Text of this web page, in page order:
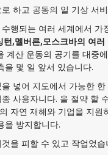
하고 공동의 일 기상 서
행되는 여러 세계에서 가
턴,멜버른,모스크바의 여러
계산 운동의 공기를 대중
을 몇 일 앞서 있습니다.
넣어 지도에서 가능한
사용자니다. 을 절약 할
자연 재해와 기업을 지원
을 방지합니다.
을 피할 수 있고 작업었습